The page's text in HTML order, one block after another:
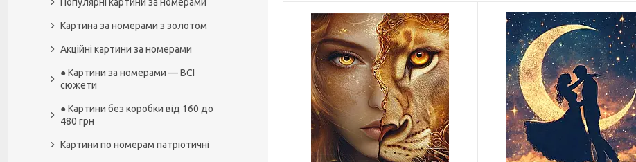
Картина за номерами з золотом
Акційні картини за номерами
● Картини за номерами — ВСІ
сюжети
● Картини без коробки від 160 до
480 грн
Картини по номерам патріотичні